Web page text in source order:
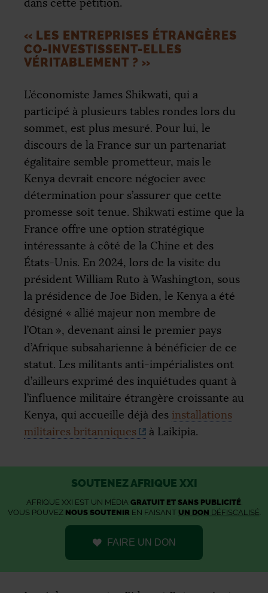
dans cette pétition.
« LES ENTREPRISES ÉTRANGÈRES
CO-INVESTISSENT-ELLES
VÉRITABLEMENT ? »
L’économiste James Shikwati, qui a
participé à plusieurs tables rondes lors du
sommet, est plus mesuré. Pour lui, le
discours de la France sur un partenariat
égalitaire semble prometteur, mais le
Kenya devrait encore négocier avec
détermination pour s’assurer que cette
promesse soit tenue. Shikwati estime que la
France offre une option stratégique
intéressante à côté de la Chine et des
États-Unis. En 2024, lors de la visite du
président William Ruto à Washington, sous
la présidence de Joe Biden, le Kenya a été
désigné « allié majeur non membre de
l’Otan », devenant ainsi le premier pays
d’Afrique subsaharienne à bénéficier de ce
statut. Les militants anti-impérialistes ont
d’ailleurs exprimé des inquiétudes quant à
l’influence militaire étrangère croissante au
Kenya, qui accueille déjà des installations
militaires britanniques
à Laikipia.
SOUTENEZ AFRIQUE XXI
AFRIQUE XXI EST UN MÉDIA GRATUIT ET SANS PUBLICITÉ.
VOUS POUVEZ NOUS SOUTENIR EN FAISANT UN DON DÉFISCALISÉ
FAIRE UN DON